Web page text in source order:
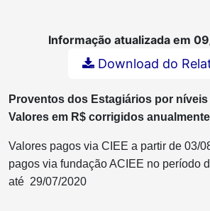
Informação atualizada em
Download do
Proventos dos Estagiários por
Valores em R$ corrigidos
Valores pagos via CIEE a partir de 03/
pagos via fundação ACIEE no período
até 29/07/2020